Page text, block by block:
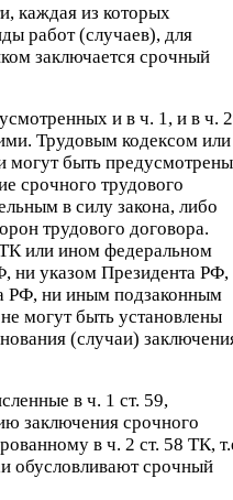
каждая из которых
работ (случаев), для
заключается срочный
и в ч. 1, и в ч. 2
Трудовым кодексом или
быть
срочного трудового
в силу закона, либо
трудового договора.
или ином федеральном
ни указом Президента РФ,
РФ, ни иным подзаконным
могут быть установлены
(случаи)
в ч. 1 ст. 59,
заключения срочного
в ч. 2 ст. 58 ТК,
обусловливают срочный